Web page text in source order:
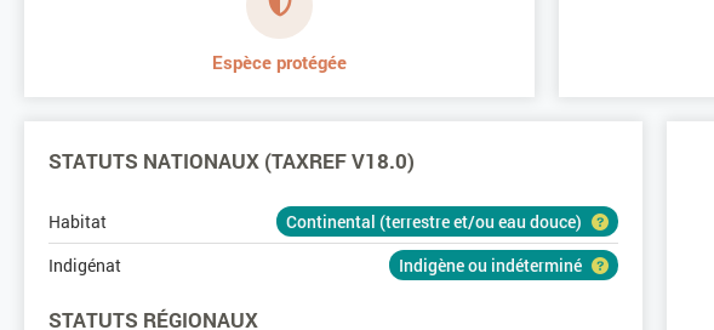
Espèce protégée
STATUTS NATIONAUX (TAXREF V18.0)
Habitat
Continental (terrestre et/ou eau douce)
Indigénat
Indigène ou indéterminé
STATUTS RÉGIONAUX